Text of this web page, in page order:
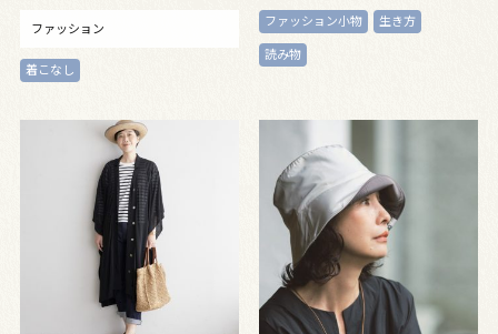
ファッション
着こなし
ファッション小物
生き方
読み物